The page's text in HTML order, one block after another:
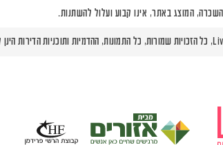
המוצג באתר, אינו קבוע ועלול להשתנות.